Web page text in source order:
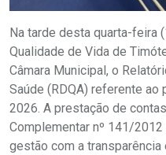
Na tarde desta quarta-feira
Qualidade de Vida de
Câmara Municipal, o
Saúde (RDQA) referente ao
2026. A prestação de
Complementar nº 141/
gestão com a